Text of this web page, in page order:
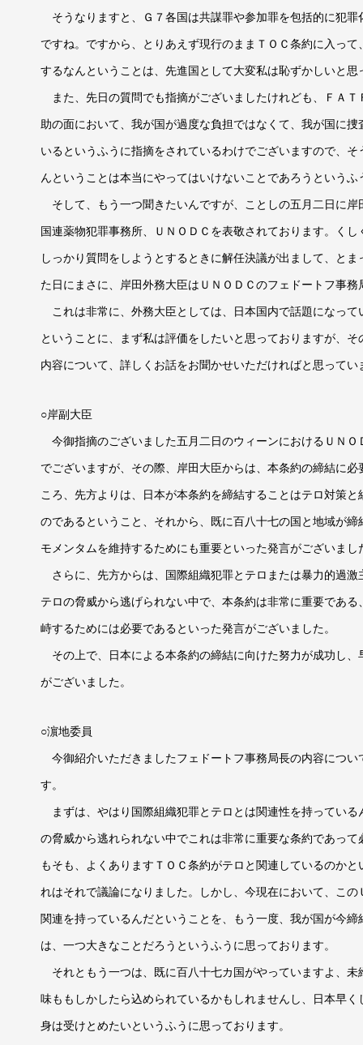
そうなりますと、Ｇ７各国は共謀罪や参加罪を包括的に犯
ですね。ですから、とりあえず現行のままＴＯＣ条約に入っ
するなんということは、先進国として大変私は恥ずかしいと思
また、先日の質問でも指摘がございましたけれども、ＦＡ
助の面において、我が国が過度な負担ではなくて、我が国に
いるというふうに指摘をされているわけでございますので、
んということは本当にやってはいけないことであろうという
そして、もう一つ聞きたいんですが、ことしの五月二日に
国連薬物犯罪事務所、ＵＮＯＤＣを表敬されております。く
しっかり質問をしようとするときに解任決議が出まして、と
た日にまさに、岸田外務大臣はＵＮＯＤＣのフェドートフ事
これは非常に、外務大臣としては、日本国内で話題になっ
ということに、まず私は評価をしたいと思っておりますが、
内容について、詳しくお話をお聞かせいただければと思ってい
○岸副大臣
今御指摘のございました五月二日のウィーンにおけるＵＮ
でございますが、その際、岸田大臣からは、本条約の締結に
ころ、先方よりは、日本が本条約を締結することはテロ対策
のであるということ、それから、既に百八十七の国と地域が
モメンタムを維持するためにも重要といった発言がございまし
さらに、先方からは、国際組織犯罪とテロまたは暴力的過
テロの脅威から逃げられない中で、本条約は非常に重要であ
峙するためには必要であるといった発言がございました。
その上で、日本による本条約の締結に向けた努力が成功し
がございました。
○濵地委員
今御紹介いただきましたフェドートフ事務局長の内容につ
す。
まずは、やはり国際組織犯罪とテロとは関連性を持ってい
の脅威から逃れられない中でこれは非常に重要な条約であっ
もそも、よくありますＴＯＣ条約がテロと関連しているのか
れはそれで議論になりました。しかし、今現在において、こ
関連を持っているんだということを、もう一度、我が国が今
は、一つ大きなことだろうというふうに思っております。
それともう一つは、既に百八十七カ国がやっていますよ、
味ももしかしたら込められているかもしれませんし、日本早
身は受けとめたいというふうに思っております。